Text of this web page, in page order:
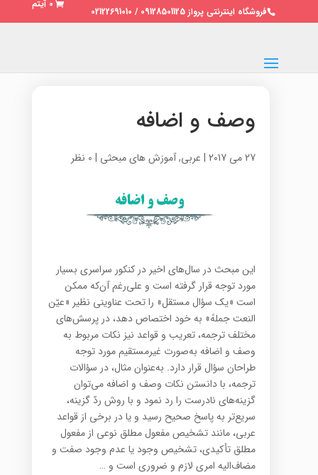
فروشگاه اینترنتی پرواز 09128501125 / 02122691010
0 آیتم
وصف و اضافه
27 می 2017 | عربی,آموزش های مبحثی | 0 نظر
این مبحث در سال‌های اخیر در کنکور سراسری بسیار
مورد توجه قرار گرفته است و علی‌رغم آن‌که ممکن
است «یک سؤال مستقل» را تحت عناوینی نظیر «عیّن
النعت جملهً» به خود اختصاص دهد، در پرسش‌های
مختلف ترجمه، تعریب و قواعد نیز نکات مربوط به
وصف و اضافه به‌صورت غیرمستقیم مورد توجه
طراحان سؤال قرار دارد. به‌عنوان مثال، در سؤالات
ترجمه، با دانستن نکات وصف و اضافه می‌توان
گزینه‌های نادرست را رد نمود و با روش ردّ گزینه،
سریع‌تر به پاسخ صحیح رسید و یا در برخی از قواعد
عربی، مانند تشخیص مفعول مطلق نوعی از مفعول
مطلق تأکیدی، تشخیص وجود یا عدم وجود صفت و
مضاف‌الیه امری لازم و ضروری است و …